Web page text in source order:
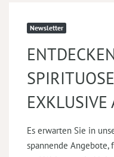
Newsletter
EXKLUSIVE
Es erwarten Sie in
spannende